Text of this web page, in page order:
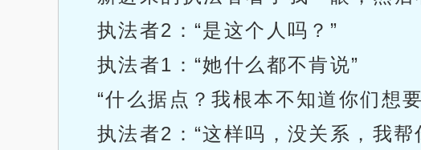
执法者2：“是这个人吗？”
执法者1：“她什么都不肯说”
“什么据点？我根本不知道你们想
执法者2：“这样吗，没关系，我